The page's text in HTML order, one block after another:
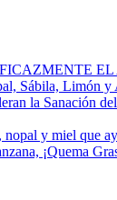
EL
Sábila, Limón y
la Sanación
y miel que
¡Quema